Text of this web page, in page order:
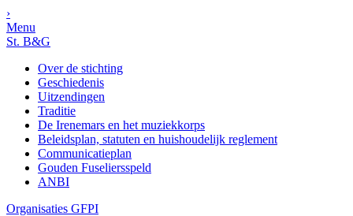
›
Menu
St. B&G
Over de stichting
Geschiedenis
Uitzendingen
Traditie
De Irenemars en het muziekkorps
Beleidsplan, statuten en huishoudelijk reglement
Communicatieplan
Gouden Fuseliersspeld
ANBI
Organisaties GFPI